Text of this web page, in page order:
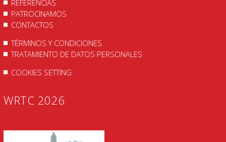
REFERENCIAS
PATROCINAMOS
CONTACTOS
TÉRMINOS Y CONDICIONES
TRATAMIENTO DE DATOS PERSONALES
COOKIES SETTING
WRTC 2026